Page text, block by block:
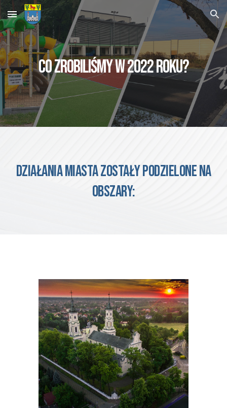
Skip to main content Skip to navigation
CO ZROBILIŚMY W 2022 ROKU?
DZIAŁANIA miasta ZOSTAŁY PODZIELONE NA
OBSZARY: